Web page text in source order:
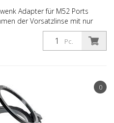
Pc.
Adapter für M52 Ports
der Vorsatzlinse mit nur
unter Wasser! Ka...
0